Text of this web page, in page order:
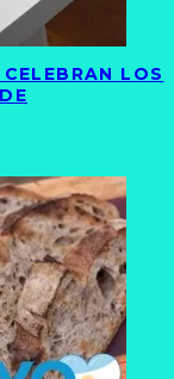
LOS